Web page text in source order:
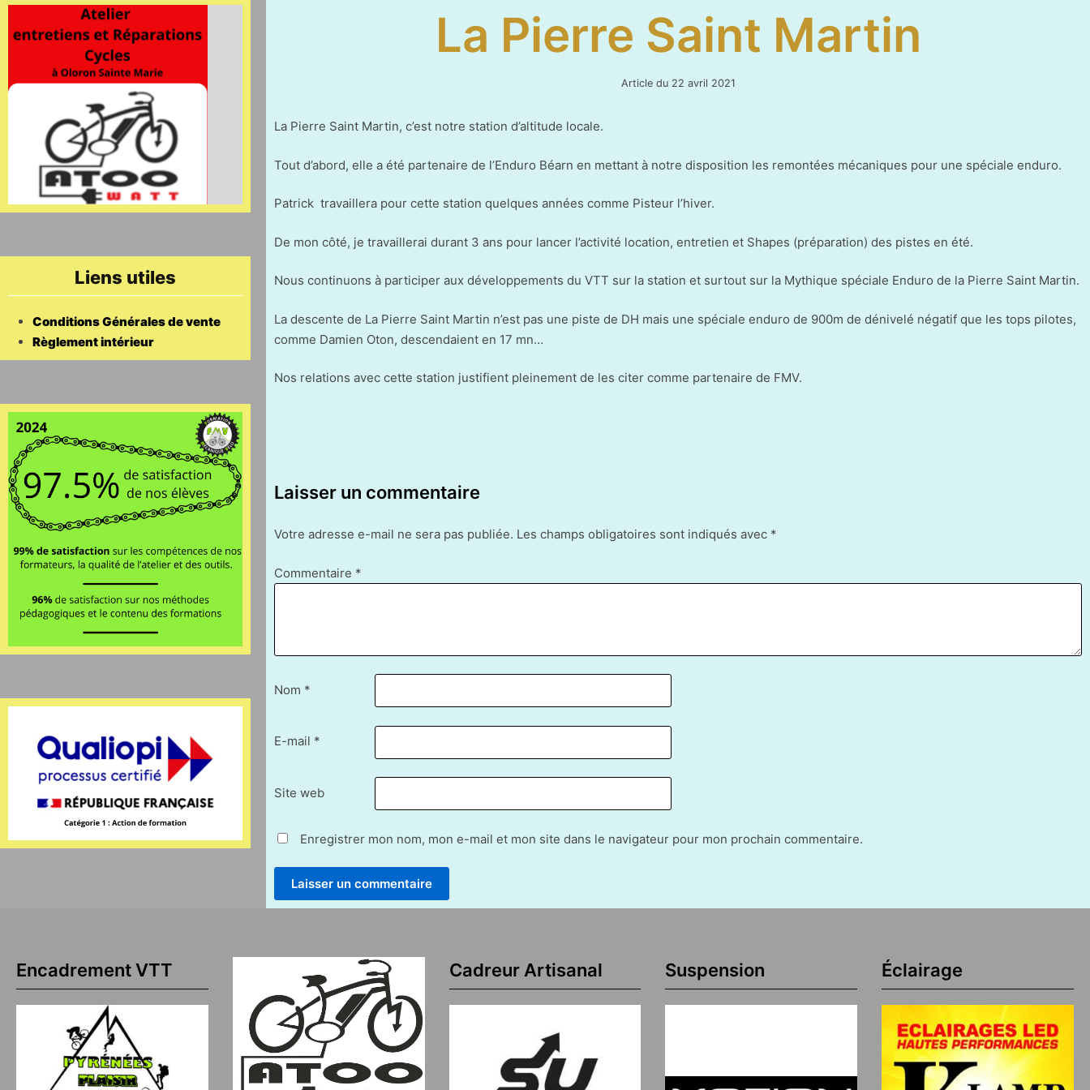
La Pierre Saint Martin
Article du 22 avril 20218
La Pierre Saint Martin, c’est notre station d’altitude locale.
Tout d’abord, elle a été partenaire de l’Enduro Béarn en mettant à notre disposition les remontées mécaniques pour une spéciale enduro.
Patrick travaillera pour cette station quelques années comme Pisteur l’hiver.
De mon côté, je travaillerai durant 3 ans pour lancer l’activité location, entretien et Shapes (préparation) des pistes en été.
Nous continuons à participer aux développements du VTT sur la station et surtout sur la Mythique spéciale Enduro de la Pierre Saint Martin.
La descente de La Pierre Saint Martin n’est pas une piste de DH mais une spéciale enduro de 900m de dénivelé négatif que les tops pilotes,
comme Damien Oton, descendaient en 17 mn…
Nos relations avec cette station justifient pleinement de les citer comme partenaire de FMV.
Laisser un commentaire
Votre adresse e-mail ne sera pas publiée. Les champs obligatoires sont indiqués avec *
Commentaire *
Nom *
E-mail *
Site web
Enregistrer mon nom, mon e-mail et mon site dans le navigateur pour mon prochain commentaire.
Liens utiles
Conditions Générales de vente
Règlement intérieur
Encadrement VTT Cadreur Artisanal Suspension Éclairage